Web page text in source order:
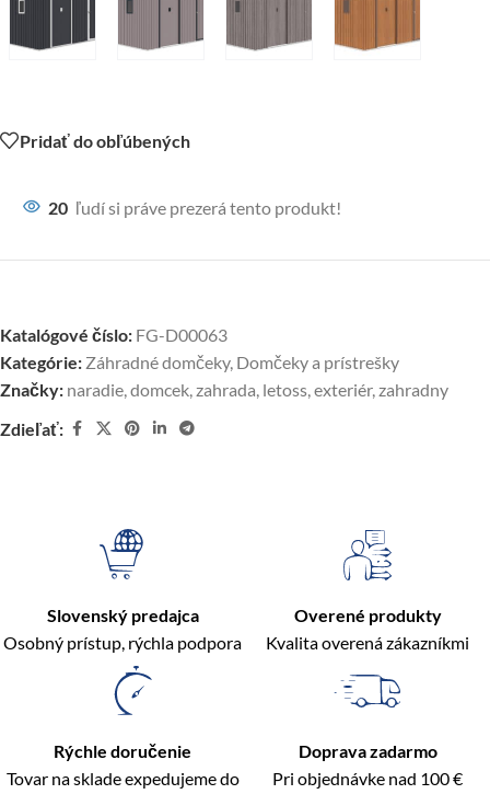
Pridať do obľúbených
20 ľudí si práve prezerá tento produkt!
Katalógové číslo: FG-D00063
Kategórie: Záhradné domčeky, Domčeky a prístrešky
Značky: naradie,domcek,zahrada, letoss,exteriér,zahradny
Zdieľať:
Slovenský predajca
Osobný prístup, rýchla podpora
Overené produkty
Kvalita overená zákazníkmi
Rýchle doručenie
Tovar na sklade expedujeme do
Doprava zadarmo
Pri objednávke nad 100 €